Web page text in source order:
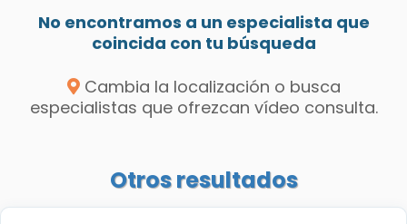
No encontramos a un especialista que
coincida con tu búsqueda
Cambia la localización o busca
especialistas que ofrezcan vídeo consulta.
Otros resultados